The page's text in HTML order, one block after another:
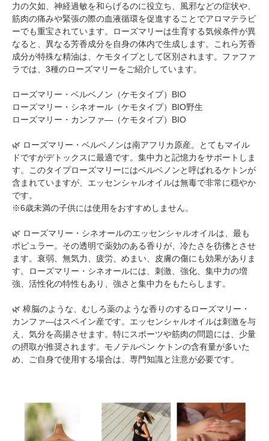
力の欠如、神経過敏を和らげるのに役立ち、風邪などの症状や、
筋肉の痛みや緊張の際の血液循環を促進することでアロマテラピ
ーでも重宝されています。ローズマリーは生育する気候条件が異
なると、異なる芳香成分を自身の体内で生成します。これら芳香
成分が特殊な精油は、ケモタイプとして区別されます。ファファ
ラでは、3種のローズマリーをご紹介しています。
ローズマリー・ベルベノン（ケモタイプ）BIO
ローズマリー・シネオール（ケモタイプ）BIO野生
ローズマリー・カンファ―（ケモタイプ）BIO
🌿 ローズマリー・ベルベノンは南アフリカ原産。とてもマイル
ドですがデトックスに最適です。集中力と記憶力をサポートしま
す。このタイプローズマリーにはベルベノンと呼ばれるケトンが
含まれていますが、エッセンシャルオイルは無毒で非常に穏やか
です。
※6歳未満の子供には使用をおすすめしません。
🌿 ローズマリー・シネオールのエッセンシャルオイルは、最も
ポピュラー。その透明で薬効のある香りが、冷たさを彷彿とさせ
ます。衰弱、無気力、疲労、めまい、皮膚の傷にも効果がありま
す。ローズマリー・シネオールには、刺激、強化、集中力の増
強、活性化の特性もあり、強さと集中力をもたらします。
🌿 樟脳のような、むしろ薬のような香りのするローズマリー・
カンファ―はスペイン産です。エッセンシャルオイルは刺激を与
え、気分を高揚させます。特にスポーツや筋肉の問題には、少量
の摂取が推奨されます。モノテルペン ケトンの含有量が多いた
め、ご自身で使用する場合は、専門知識と注意が必要です。